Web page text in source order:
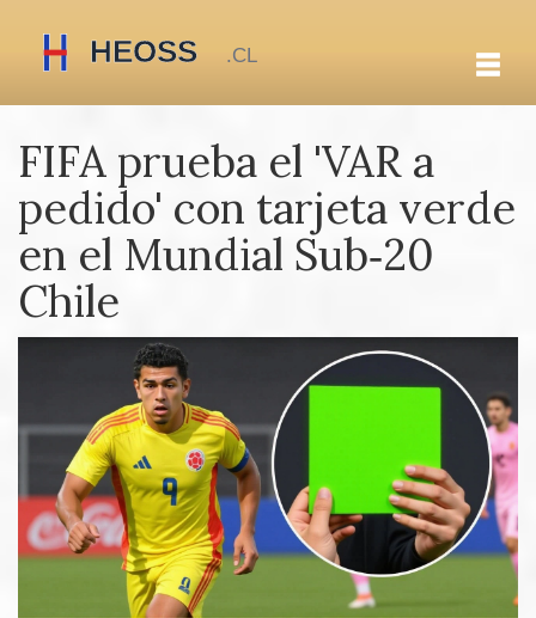
FIFA prueba el 'VAR a
pedido' con tarjeta verde
en el Mundial Sub‑20
Chile